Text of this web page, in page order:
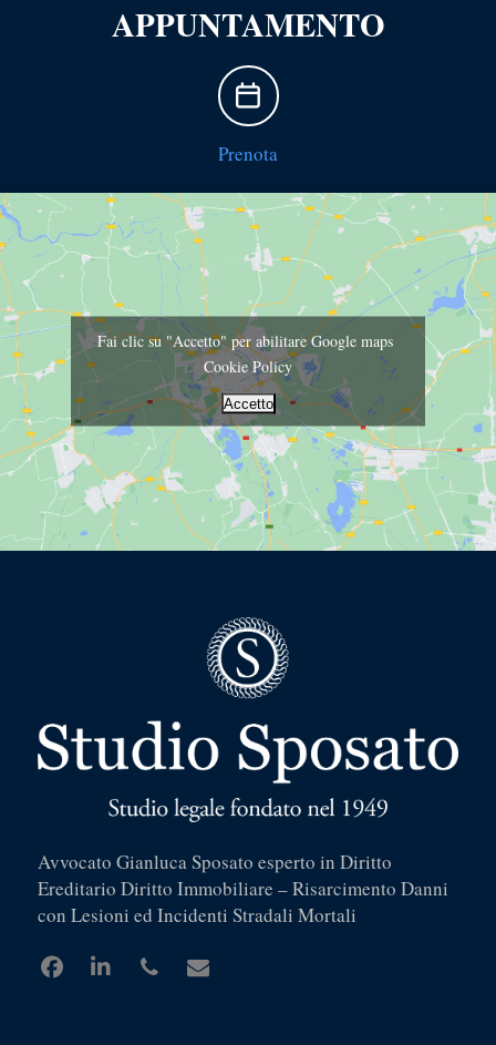
APPUNTAMENTO
Prenota
Fai clic su "Accetto" per abilitare Google maps
Cookie Policy
Accetto
Avvocato Gianluca Sposato esperto in Diritto
Ereditario Diritto Immobiliare – Risarcimento Danni
con Lesioni ed Incidenti Stradali Mortali